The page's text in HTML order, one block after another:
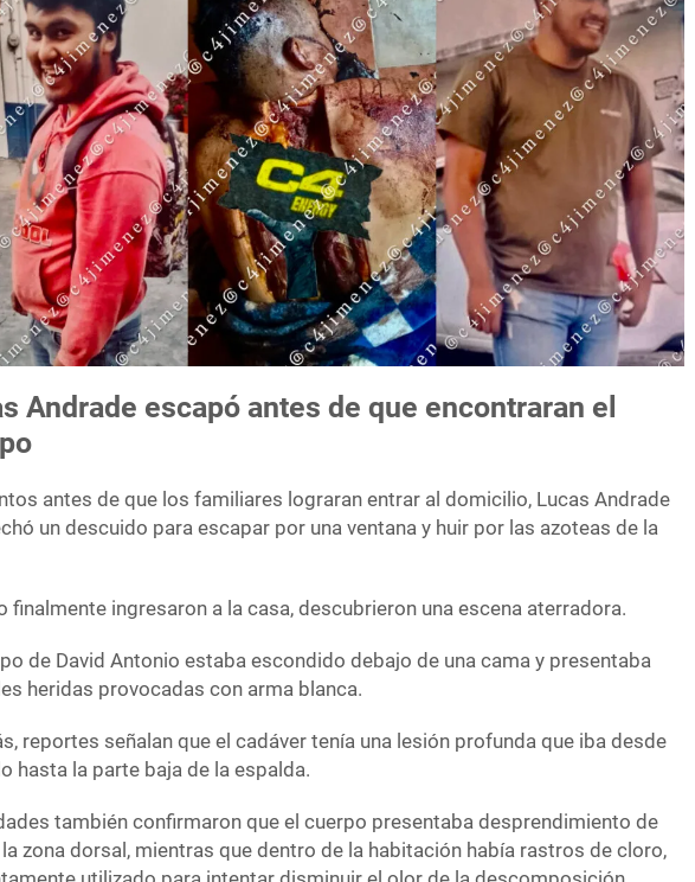
Andrade escapó antes de que encontraran el
antes de que los familiares lograran entrar al domicilio, Lucas Andrade
un descuido para escapar por una ventana y huir por las azoteas de la
finalmente ingresaron a la casa, descubrieron una escena aterradora.
de David Antonio estaba escondido debajo de una cama y presentaba
heridas provocadas con arma blanca.
reportes señalan que el cadáver tenía una lesión profunda que iba desde
hasta la parte baja de la espalda.
también confirmaron que el cuerpo presentaba desprendimiento de
la zona dorsal, mientras que dentro de la habitación había rastros de cloro,